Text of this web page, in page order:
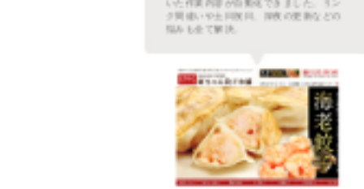
いた作業内容が自動化できました。リン
ク間違いや土日祝日、深夜の更新などの
悩みも全て解決。